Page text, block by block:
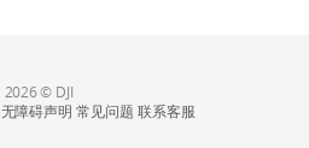
2026 © DJI
无障碍声明 常见问题 联系客服